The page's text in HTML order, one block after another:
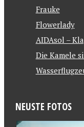
Frauke
Flowerlady
AIDAsol –
Die Kamele
NEUSTE FOTOS